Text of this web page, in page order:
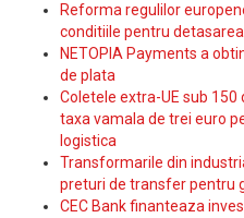
Reforma regulilor
conditiile pentru
NETOPIA Payments a
de plata
Coletele extra-UE sub 150
taxa vamala de trei euro
logistica
Transformarile din
preturi de transfer pentru
CEC Bank finanteaza